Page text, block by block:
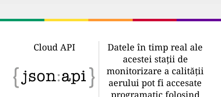
Cloud API
Datele în timp real ale
acestei stații de
monitorizare a calității
aerului pot fi accesate
programatic folosind